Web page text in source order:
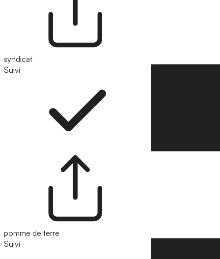
syndicat
Suivi
pomme de terre
Suivi